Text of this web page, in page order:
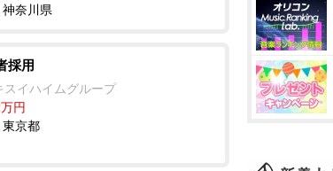
奈川県
採用
スイハイムグループ
円
京都